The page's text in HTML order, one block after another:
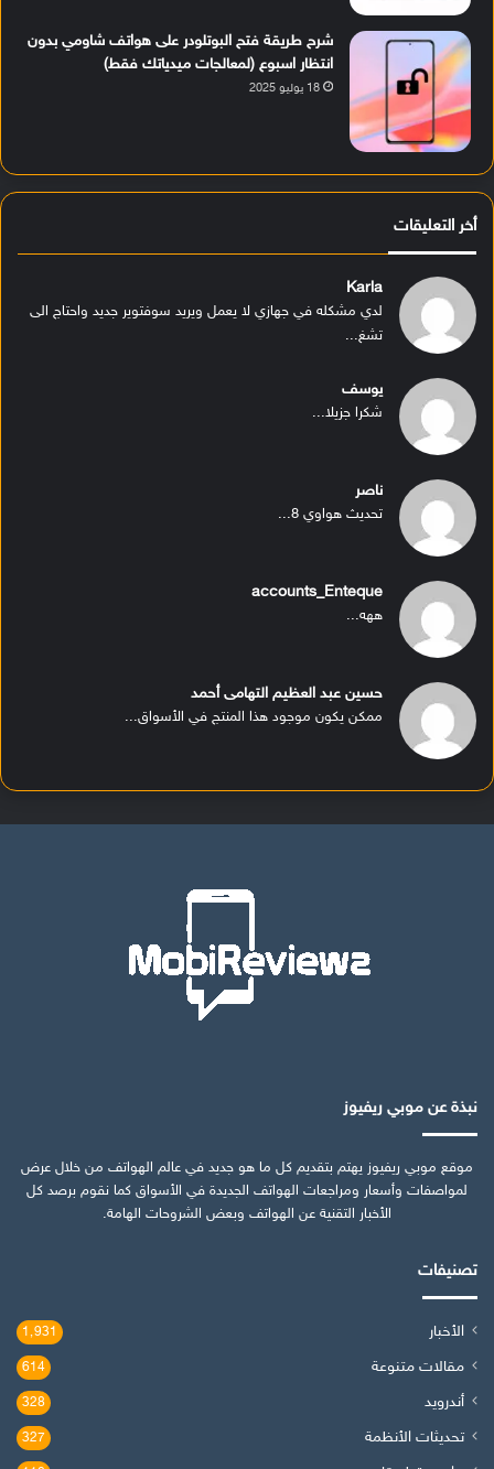
شرح طريقة فتح البوتلودر على هواتف شاومي بدون
انتظار اسبوع (لمعالجات ميدياتك فقط)
18 يوليو 2025
أخر التعليقات
Karla
لدي مشكله في جهازي لا يعمل ويريد سوفتوير جديد واحتاج الى
تشغ...
يوسف
شكرا جزيلا...
ناصر
تحديث هواوي 8...
accounts_Enteque
ههه...
حسين عبد العظيم التهامى أحمد
ممكن يكون موجود هذا المنتج في الأسواق...
نبذة عن موبي ريفيوز
موقع موبي ريفيوز يهتم بتقديم كل ما هو جديد في عالم الهواتف من خلال عرض
لمواصفات وأسعار ومراجعات الهواتف الجديدة في الأسواق كما نقوم برصد كل
الأخبار التقنية عن الهواتف وبعض الشروحات الهامة.
تصنيفات
الأخبار 1٬931
مقالات متنوعة 614
أندرويد 328
تحديثات الأنظمة 327